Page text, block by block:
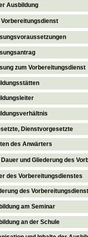
Ausbildung
zum Vorbereitungsdienst
Dienstvorgesetzte
des Anwärters
und Gliederung des
des Vorbereitungsdienstes
des
am Seminar
an der Schule